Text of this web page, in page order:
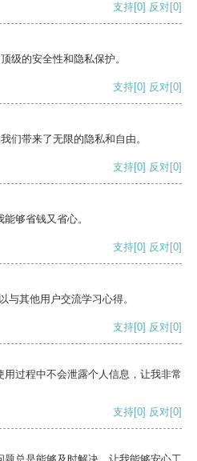
支持[0] 反对[0]
级的安全性和隐私保护。
支持[0] 反对[0]
们带来了无限的隐私和自由。
支持[0] 反对[0]
够省钱又省心。
支持[0] 反对[0]
与其他用户交流学习心得。
支持[0] 反对[0]
过程中不会泄露个人信息，让我非常
支持[0] 反对[0]